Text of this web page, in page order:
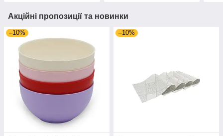
Акційні пропозиції та новинки
–10% –10%